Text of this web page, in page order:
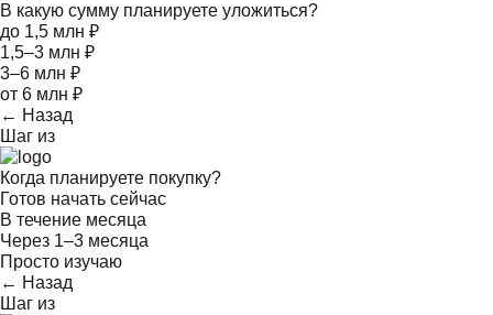
В какую сумму планируете уложиться?
до 1,5 млн ₽
1,5–3 млн ₽
3–6 млн ₽
от 6 млн ₽
← Назад
Шаг из
Когда планируете покупку?
Готов начать сейчас
В течение месяца
Через 1–3 месяца
Просто изучаю
← Назад
Шаг из